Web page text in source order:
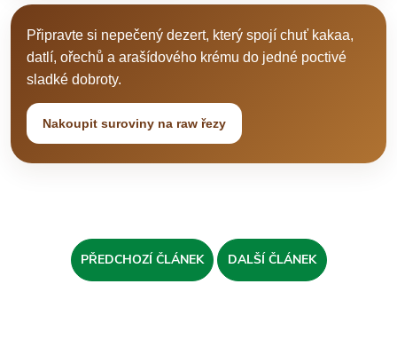
Připravte si nepečený dezert, který spojí chuť kakaa,
datlí, ořechů a arašídového krému do jedné poctivé
sladké dobroty.
Nakoupit suroviny na raw řezy
PŘEDCHOZÍ ČLÁNEK DALŠÍ ČLÁNEK